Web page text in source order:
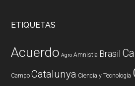
ETIQUETAS
Acuerdo Agro Amnistia Brasil
Campo Catalunya Ciencia y Tecnología